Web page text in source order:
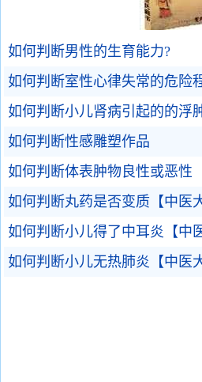
如何判断男性的生育能力?
如何判断室性心律失常的危险
如何判断小儿肾病引起的的浮
如何判断性感雕塑作品
如何判断体表肿物良性或恶性
如何判断丸药是否变质【中医
如何判断小儿得了中耳炎【中
如何判断小儿无热肺炎【中医